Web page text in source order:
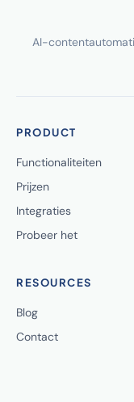
AI-
PRODUCT
Functionaliteiten
Prijzen
Integraties
Probeer het
RESOURCES
Blog
Contact